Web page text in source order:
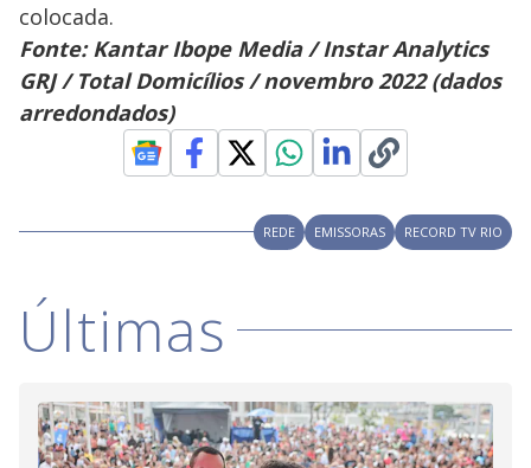
colocada.
Fonte: Kantar Ibope Media / Instar Analytics
GRJ / Total Domicílios / novembro 2022 (dados
arredondados)
REDE EMISSORAS RECORD TV RIO
Últimas